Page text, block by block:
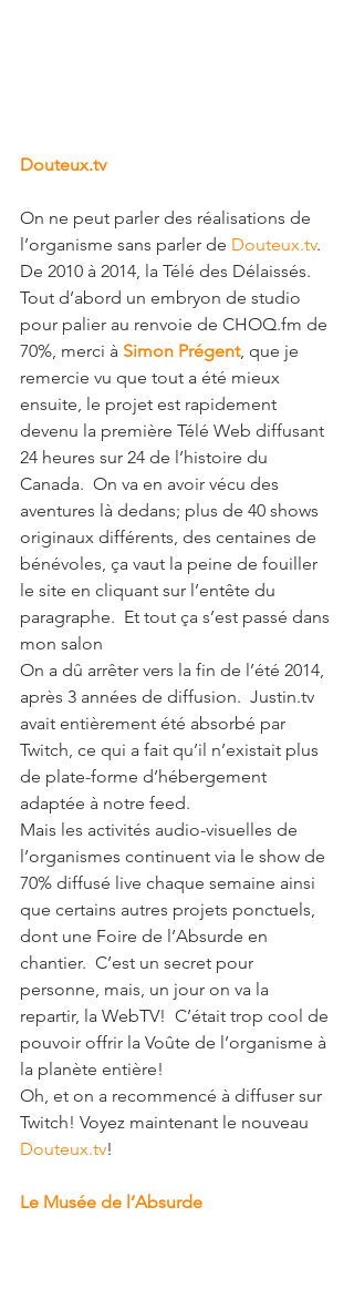
Douteux.tv
On ne peut parler des réalisations de
l’organisme sans parler de Douteux.tv.
De 2010 à 2014, la Télé des Délaissés.
Tout d’abord un embryon de studio
pour palier au renvoie de CHOQ.fm de
70%, merci à Simon Prégent, que je
remercie vu que tout a été mieux
ensuite, le projet est rapidement
devenu la première Télé Web diffusant
24 heures sur 24 de l’histoire du
Canada.  On va en avoir vécu des
aventures là dedans; plus de 40 shows
originaux différents, des centaines de
bénévoles, ça vaut la peine de fouiller
le site en cliquant sur l’entête du
paragraphe.  Et tout ça s’est passé dans
mon salon
On a dû arrêter vers la fin de l’été 2014,
après 3 années de diffusion.  Justin.tv
avait entièrement été absorbé par
Twitch, ce qui a fait qu’il n’existait plus
de plate-forme d’hébergement
adaptée à notre feed.
Mais les activités audio-visuelles de
l’organismes continuent via le show de
70% diffusé live chaque semaine ainsi
que certains autres projets ponctuels,
dont une Foire de l’Absurde en
chantier.  C’est un secret pour
personne, mais, un jour on va la
repartir, la WebTV!  C’était trop cool de
pouvoir offrir la Voûte de l’organisme à
la planète entière!
Oh, et on a recommencé à diffuser sur
Twitch! Voyez maintenant le nouveau
Douteux.tv!
Le Musée de l’Absurde